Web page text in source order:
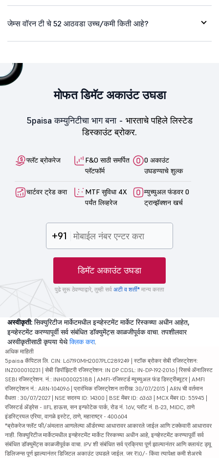
जेम्स वॉरन टी चे 52 आठवडा उच्च/कमी किती आहे?
मोफत डिमॅट अकाउंट उघडा
5paisa कम्युनिटीचा भाग बना - भारताचे पहिले लिस्टेड
डिस्काउंट ब्रोकर.
फ्लॅट ब्रोकरेज
F&O साठी समर्पित
प्लॅटफॉर्म
0 अकाउंट
उघडण्याचे शुल्क
चार्टवर ट्रेड करा
MTF सुविधा 4X
पर्यंत लिव्हरेज
म्युच्युअल फंडवर 0
ट्रान्झॅक्शन खर्च
+91
डिमॅट अकाउंट उघडा
पुढे सुरू ठेवण्याद्वारे, तुम्ही सर्व अटी व शर्ती* मान्य करता
अस्वीकृती: सिक्युरिटीज मार्केटमधील इन्व्हेस्टमेंट मार्केट रिस्कच्या अधीन आहेत,
इन्व्हेस्टमेंट करण्यापूर्वी सर्व संबंधित डॉक्युमेंट्स काळजीपूर्वक वाचा. तपशीलवार
अस्वीकृतीसाठी कृपया येथेक्लिक करा.
अधिक माहिती
5paisa कॅपिटल लि. CIN: L67190MH2007PLC289249 | स्टॉक ब्रोकर सेबी रजिस्ट्रेशन:
INZ000010231 | सेबी डिपॉझिटरी रजिस्ट्रेशन: IN DP CDSL: IN-DP-192-2016 | रिसर्च ॲनालिस्ट
SEBI रजिस्ट्रेशन. नं.: INH000025188 | AMFI-रजिस्टर्ड म्युच्युअल फंड डिस्ट्रीब्यूटर | AMFI
रजिस्ट्रेशन नं.: ARN-104096 | प्रारंभिक रजिस्ट्रेशन तारीख: 30/07/2015 | ARN ची वर्तमान
वैधता : 30/07/2027 | NSE सदस्य ID: 14300 | BSE मेंबर ID: 6363 | MCX मेंबर ID: 55945 |
रजिस्टर्ड ॲड्रेस - IIFL हाऊस, सन इन्फोटेक पार्क, रोड नं. 16V, प्लॉट नं. B-23, MIDC, ठाणे
इंडस्ट्रियल एरिया, वागळे इस्टेट, ठाणे, महाराष्ट्र - 400604
*ब्रोकरेज फ्लॅट फी/अंमलात आणलेल्या ऑर्डरच्या आधारावर आकारले जाईल आणि टक्केवारी आधारावर
नाही. सिक्युरिटीज मार्केटमधील इन्व्हेस्टमेंट मार्केट रिस्कच्या अधीन आहे, इन्व्हेस्टमेंट करण्यापूर्वी सर्व
संबंधित डॉक्युमेंट्स काळजीपूर्वक वाचा. IPV शी संबंधित सर्व प्रक्रिया पूर्ण झाल्यानंतर आणि क्लायंट ड्यू
डिलिजन्स पूर्ण झाल्यानंतर डिजिटल अकाउंट उघडले जाईल. जर ₹10/- किंवा त्यापेक्षा कमी शेअरचे